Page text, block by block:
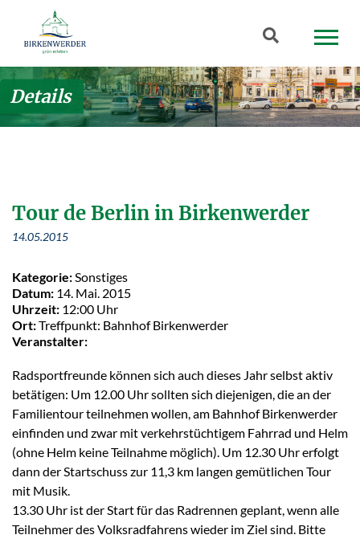
Zum Hauptinhalt springen
Suchbegriff
Details
Tour de Berlin in Birkenwerder
14.05.2015
Kategorie: Sonstiges
Datum: 14. Mai. 2015
Uhrzeit: 12:00 Uhr
Ort:Treffpunkt: Bahnhof Birkenwerder
Veranstalter:
Radsportfreunde können sich auch dieses Jahr selbst aktiv
betätigen: Um 12.00 Uhr sollten sich diejenigen, die an der
Familientour teilnehmen wollen, am Bahnhof Birkenwerder
einfinden und zwar mit verkehrstüchtigem Fahrrad und Helm
(ohne Helm keine Teilnahme möglich). Um 12.30 Uhr erfolgt
dann der Startschuss zur 11,3 km langen gemütlichen Tour
mit Musik.
13.30 Uhr ist der Start für das Radrennen geplant, wenn alle
Teilnehmer des Volksradfahrens wieder im Ziel sind. Bitte